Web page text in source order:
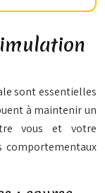
sont essentielles
à maintenir un
vous et votre
comportementaux